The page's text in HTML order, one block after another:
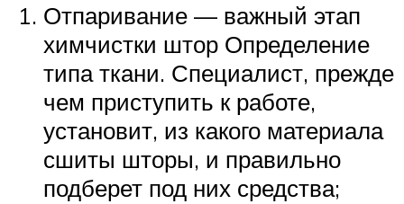
Отпаривание — важный этап
химчистки штор Определение
типа ткани. Специалист, прежде
чем приступить к работе,
установит, из какого материала
сшиты шторы, и правильно
подберет под них средства;